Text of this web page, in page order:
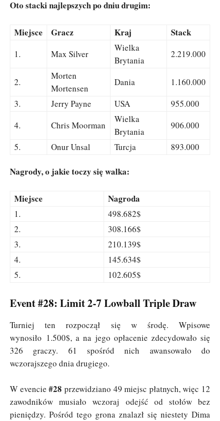
Oto stacki najlepszych po dniu drugim:
Miejsce Gracz Kraj Stack
1. Max Silver
Wielka
Brytania
2.219.000
2.
Morten
Mortensen
Dania
1.160.000
3.
Jerry Payne USA
955.000
4.
Chris Moorman
Wielka
Brytania
906.000
5.
Onur Unsal Turcja 893.000
Nagrody, o jakie toczy się walka:
Miejsce Nagroda
1.
498.682$
2.
308.166$
3.
210.139$
4.
145.634$
5.
102.605$
Event #28: Limit 2-7 Lowball Triple Draw
Turniej ten rozpoczął się w środę. Wpisowe
wynosiło 1.500$, a na jego opłacenie zdecydowało się
326 graczy. 61 spośród nich awansowało do
wczorajszego dnia drugiego.
W evencie#28 przewidziano 49 miejsc płatnych, więc 12
zawodników musiało wczoraj odejść od stołów bez
pieniędzy. Pośród tego grona znalazł się niestety Dima